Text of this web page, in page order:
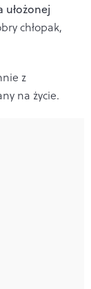
ułożonej
chłopak,
z
na życie.